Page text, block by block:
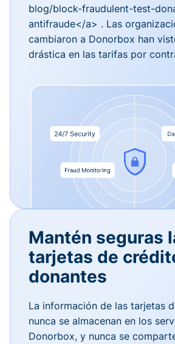
blog/block-fraudulent-test-
antifraude</a> . Las
cambiaron a Donorbox han
drástica en las tarifas por
Mantén seguras
tarjetas de
donantes
La información de las tarjetas
nunca se almacenan en los
Donorbox, y nunca se